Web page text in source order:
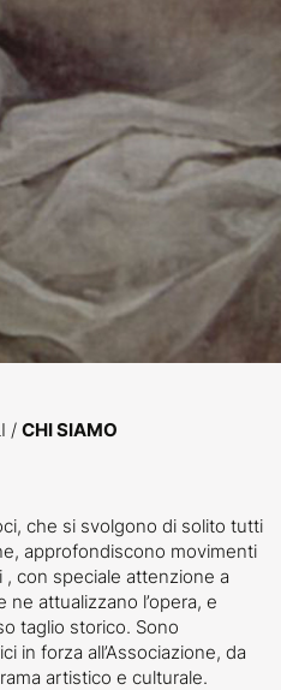
/ CHI SIAMO
che si svolgono di solito tutti
approfondiscono movimenti
con speciale attenzione a
attualizzano l’opera, e
taglio storico. Sono
in forza all’Associazione, da
artistico e culturale.